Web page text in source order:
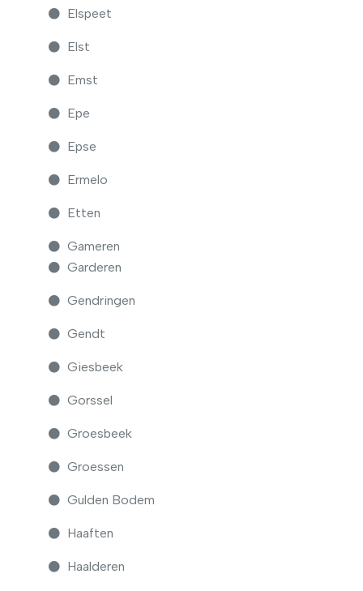
Elspeet
Elst
Emst
Epe
Epse
Ermelo
Etten
Gameren
Garderen
Gendringen
Gendt
Giesbeek
Gorssel
Groesbeek
Groessen
Gulden Bodem
Haaften
Haalderen